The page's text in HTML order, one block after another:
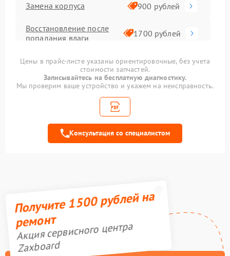
Замена корпуса 900 рублей
Восстановление после
попадания влаги
1700 рублей
Замена датчика холла 1400 рублей
Замена элемента
освещения
400 рублей
Замена амортизаторов
Замена подшипников 700 рублей
Замена камеры 750 рублей
Апгрейд
Цены в прайс-листе указаны ориентировочные, без учета
стоимости запчастей.
Записывайтесь на бесплатную диагностику.
Мы проверим ваше устройство и укажем на неисправность.
Консультация со специалистом
Получите 1500 рублей на
ремонт
Акция сервисного центра
Zaxboard